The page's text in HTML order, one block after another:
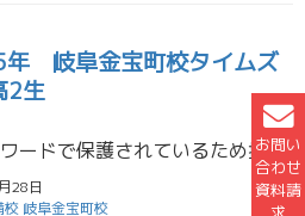
お問い
合わせ
資料請
岐阜金宝町校タイムズ
2生
この投稿はパスワードで保護されているため抜粋文はありません。
28日
校 岐阜金宝町校